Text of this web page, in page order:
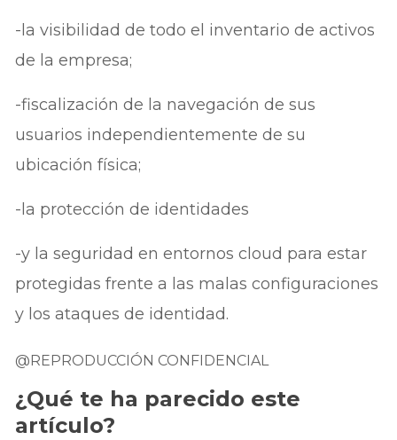
-la visibilidad de todo el inventario de activos
de la empresa;
-fiscalización de la navegación de sus
usuarios independientemente de su
ubicación física;
-la protección de identidades
-y la seguridad en entornos cloud para estar
protegidas frente a las malas configuraciones
y los ataques de identidad.
@REPRODUCCIÓN CONFIDENCIAL
¿Qué te ha parecido este
artículo?